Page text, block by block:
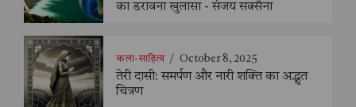
का डरावना खुलासा - संजय सक्सैना
कला-साहित्य / October 8, 2025
तेरी दासी: समर्पण और नारी शक्ति का अद्भुत
चित्रण